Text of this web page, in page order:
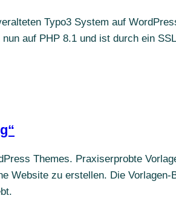
Typo3 System auf
auf PHP 8.1 und ist durch ein
Themes. Praxiserprobte
Website zu erstellen. Die